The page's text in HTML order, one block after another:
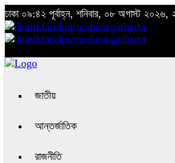
ঢাকা ০৯:৪২ পূর্বাহ্ন, শনিবার, ০৮ অগাস্ট ২০২৬,
জাতীয়
আন্তর্জাতিক
রাজনীতি